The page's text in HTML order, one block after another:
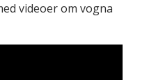
videoer om vogna